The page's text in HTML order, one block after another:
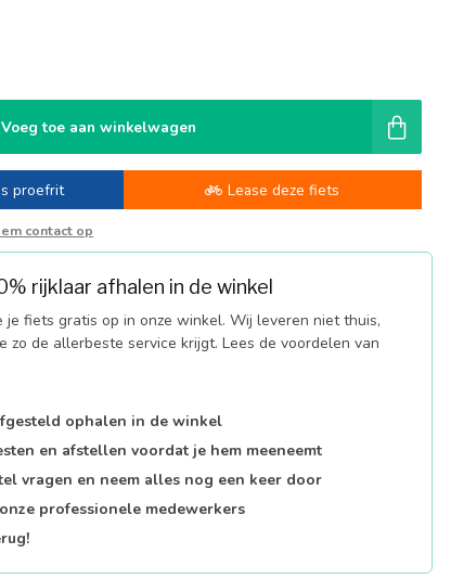
Voeg toe aan winkelwagen
proefrit Lease deze fiets
contact op
rijklaar afhalen in de winkel
je fiets gratis op in onze winkel. Wij leveren niet thuis,
zo de allerbeste service krijgt. Lees de voordelen van
ophalen in de winkel
en afstellen voordat je hem meeneemt
vragen en neem alles nog een keer door
professionele medewerkers